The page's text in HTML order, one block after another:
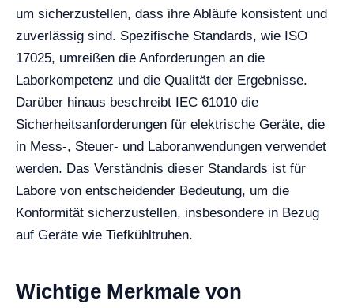
um sicherzustellen, dass ihre Abläufe konsistent und
zuverlässig sind. Spezifische Standards, wie ISO
17025, umreißen die Anforderungen an die
Laborkompetenz und die Qualität der Ergebnisse.
Darüber hinaus beschreibt IEC 61010 die
Sicherheitsanforderungen für elektrische Geräte, die
in Mess-, Steuer- und Laboranwendungen verwendet
werden. Das Verständnis dieser Standards ist für
Labore von entscheidender Bedeutung, um die
Konformität sicherzustellen, insbesondere in Bezug
auf Geräte wie Tiefkühltruhen.
Wichtige Merkmale von